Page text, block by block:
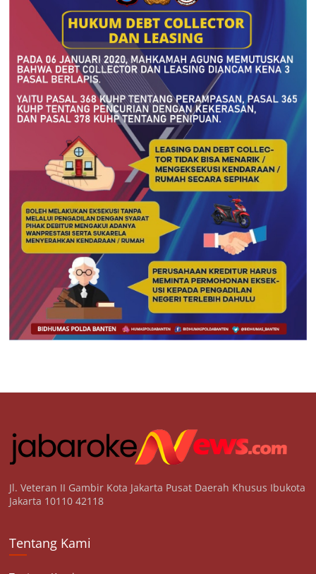
Jl. Veteran II Gambir Kota Jakarta Pusat Daerah Khusus Ibukota
Jakarta 10110 42118
Tentang Kami